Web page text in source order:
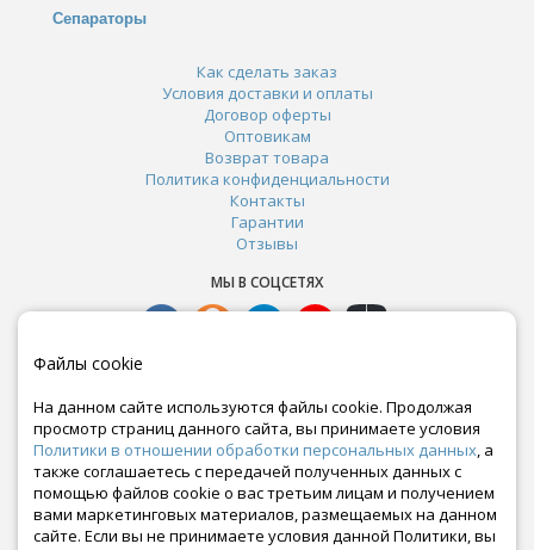
Сепараторы
Как сделать заказ
Условия доставки и оплаты
Договор оферты
Оптовикам
Возврат товара
Политика конфиденциальности
Контакты
Гарантии
Отзывы
МЫ В СОЦСЕТЯХ
Почта:
Файлы cookie
На данном сайте используются файлы cookie. Продолжая
просмотр страниц данного сайта, вы принимаете условия
Политики в отношении обработки персональных данных, а
также соглашаетесь с передачей полученных данных с
помощью файлов cookie о вас третьим лицам и получением
вами маркетинговых материалов, размещаемых на данном
сайте. Если вы не принимаете условия данной Политики, вы